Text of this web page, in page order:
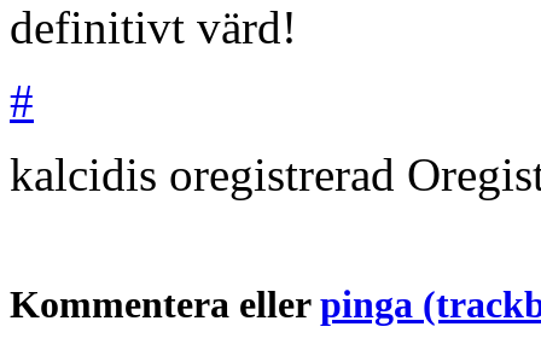
definitivt värd!
#
kalcidis oregistrerad
Kommentera ellerpinga